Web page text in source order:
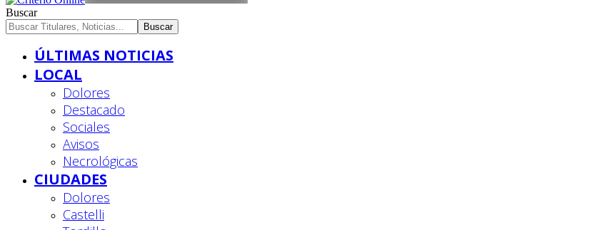
Buscar
ÚLTIMAS NOTICIAS
LOCAL
Dolores
Destacado
Sociales
Avisos
Necrológicas
CIUDADES
Dolores
Castelli